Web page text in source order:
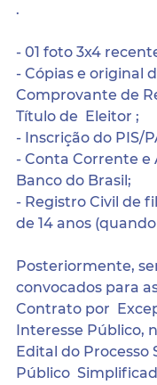
.
- 01 foto 3x4
- Cópias e original
Comprovante de
Título de  Eleitor ;
- Inscrição do PIS/
- Conta Corrente e
Banco do Brasil;
- Registro Civil de
de 14 anos
Posteriormente,
convocados para
Contrato por
Interesse Público,
Edital do Processo
Público